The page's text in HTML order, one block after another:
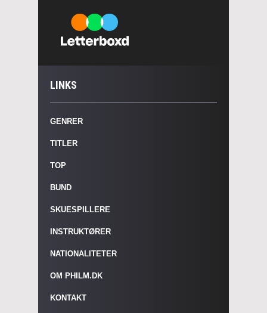
LINKS
GENRER
TITLER
TOP
BUND
SKUESPILLERE
INSTRUKTØRER
NATIONALITETER
OM PHILM.DK
KONTAKT